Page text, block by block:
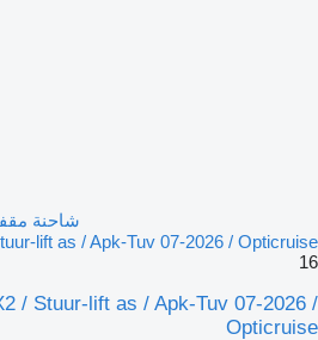
lift as / Apk-Tuv 07-2026 / Opticruise
16
/ Stuur-lift as / Apk-Tuv 07-2026 /
Opticruise